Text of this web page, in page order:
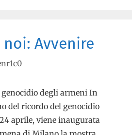
Avvenire
degli armeni In
del ricordo del genocidio
aprile, viene inaugurata